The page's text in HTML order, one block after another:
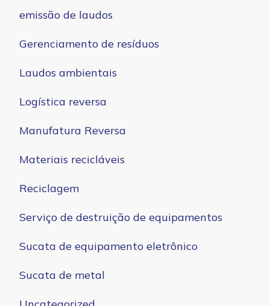
emissão de laudos
Gerenciamento de resíduos
Laudos ambientais
Logística reversa
Manufatura Reversa
Materiais recicláveis
Reciclagem
Serviço de destruição de equipamentos
Sucata de equipamento eletrônico
Sucata de metal